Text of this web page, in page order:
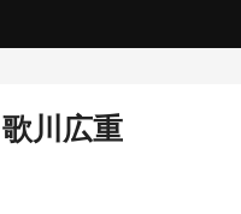
川広重